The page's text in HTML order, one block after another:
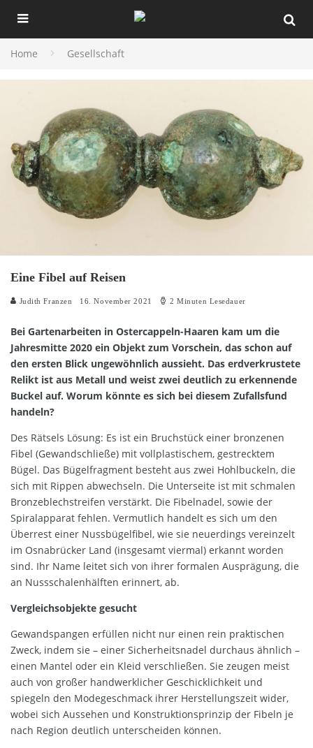
Home Gesellschaft
Eine Fibel auf Reisen
Judith Franzen 16. November 2021 2 Minuten Lesedauer
Bei Gartenarbeiten in Ostercappeln-Haaren kam um die
Jahresmitte 2020 ein Objekt zum Vorschein, das schon auf
den ersten Blick ungewöhnlich aussieht. Das erdverkrustete
Relikt ist aus Metall und weist zwei deutlich zu erkennende
Buckel auf. Worum könnte es sich bei diesem Zufallsfund
handeln?
Des Rätsels Lösung: Es ist ein Bruchstück einer bronzenen
Fibel (Gewandschließe) mit vollplastischem, gestrecktem
Bügel. Das Bügelfragment besteht aus zwei Hohlbuckeln, die
sich mit Rippen abwechseln. Die Unterseite ist mit schmalen
Bronzeblechstreifen verstärkt. Die Fibelnadel, sowie der
Spiralapparat fehlen. Vermutlich handelt es sich um den
Überrest einer Nussbügelfibel, wie sie neuerdings vereinzelt
im Osnabrücker Land (insgesamt viermal) erkannt worden
sind. Ihr Name leitet sich von ihrer formalen Ausprägung, die
an Nussschalenhälften erinnert, ab.
Vergleichsobjekte gesucht
Gewandspangen erfüllen nicht nur einen rein praktischen
Zweck, indem sie – einer Sicherheitsnadel durchaus ähnlich –
einen Mantel oder ein Kleid verschließen. Sie zeugen meist
auch von großer handwerklicher Geschicklichkeit und
spiegeln den Modegeschmack ihrer Herstellungszeit wider,
wobei sich Aussehen und Konstruktionsprinzip der Fibeln je
nach Region deutlich unterscheiden können.